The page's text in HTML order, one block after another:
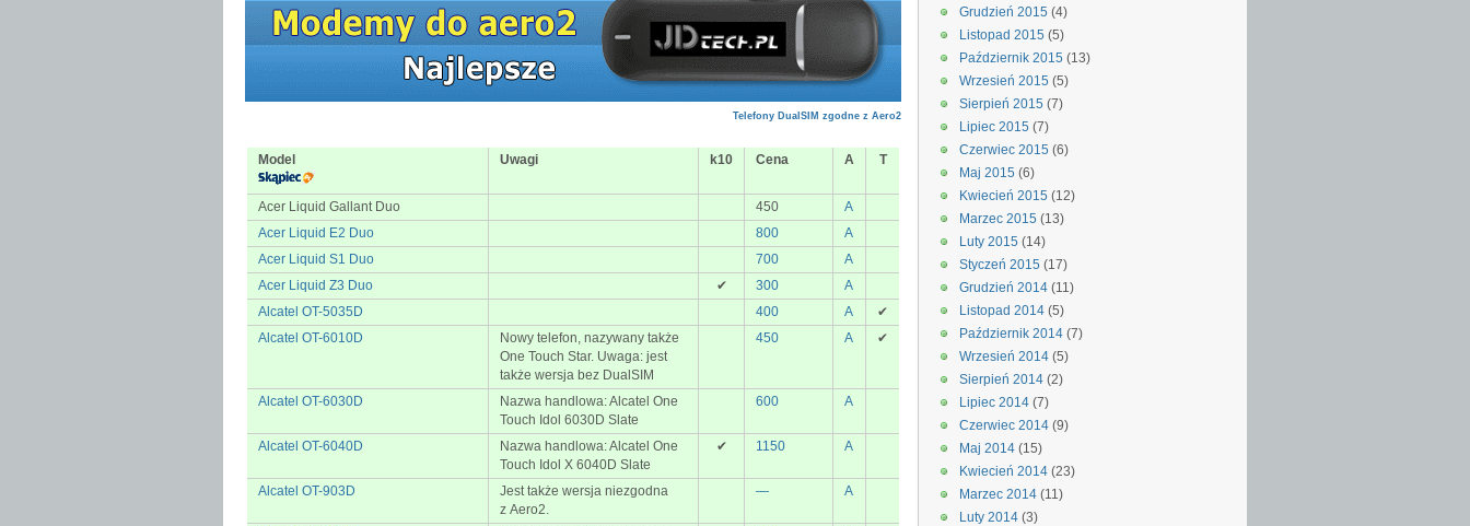
Telefony DualSIM zgodne z Aero2
Model Uwagi k10 Cena A T
Acer Liquid Gallant Duo 450
A
Acer Liquid E2 Duo
800
A
Acer Liquid S1 Duo
700
A
Acer Liquid Z3 Duo
✔ 300
A
Alcatel OT-5035D
400 A
✔
Alcatel OT-6010D
Nowy telefon, nazywany także
One Touch Star. Uwaga: jest
także wersja bez DualSIM
450 A ✔
Alcatel OT-6030D
Nazwa handlowa: Alcatel One
Touch Idol 6030D Slate
600 A
Alcatel OT-6040D
Nazwa handlowa: Alcatel One
Touch Idol X 6040D Slate
✔ 1150 A
Alcatel OT-903D
Jest także wersja niezgodna
z Aero2.
— A
Grudzień 2015 (4)
Listopad 2015 (5)
Październik 2015 (13)
Wrzesień 2015 (5)
Sierpień 2015 (7)
Lipiec 2015 (7)
Czerwiec 2015 (6)
Maj 2015 (6)
Kwiecień 2015 (12)
Marzec 2015 (13)
Luty 2015 (14)
Styczeń 2015 (17)
Grudzień 2014 (11)
Listopad 2014 (5)
Październik 2014 (7)
Wrzesień 2014 (5)
Sierpień 2014 (2)
Lipiec 2014 (7)
Czerwiec 2014 (9)
Maj 2014 (15)
Kwiecień 2014 (23)
Marzec 2014 (11)
Luty 2014 (3)